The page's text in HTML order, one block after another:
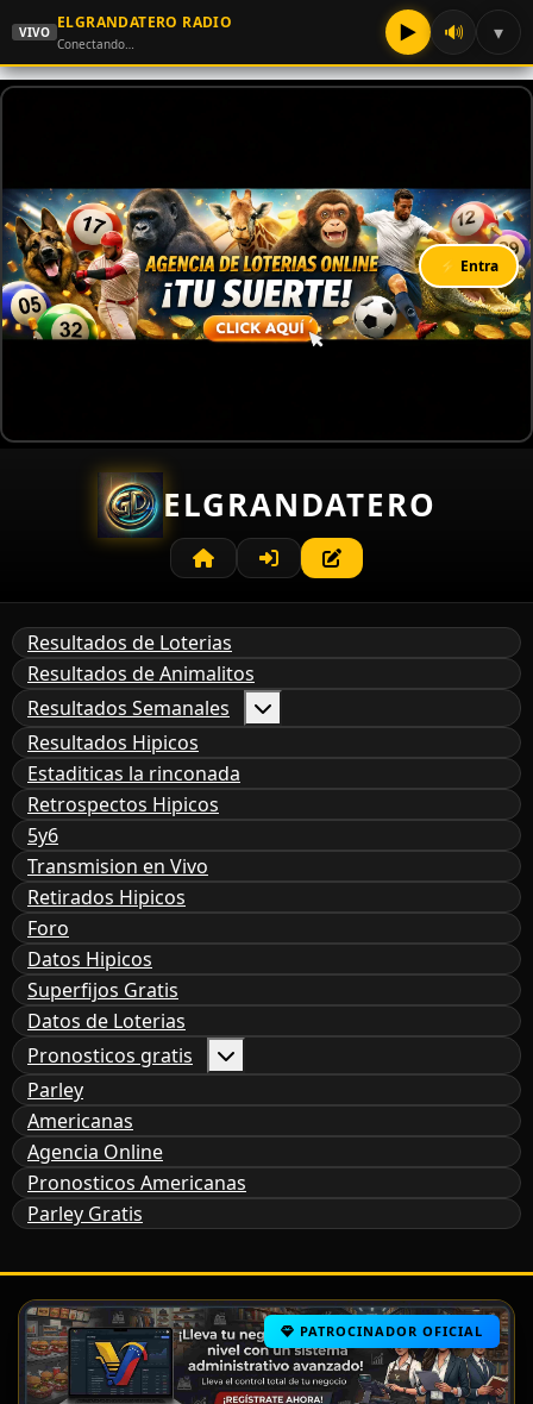
VIVO
ELGRANDATERO RADIO
Conectando… ▶ 🔊 ▾
⚡ Entra
ELGRANDATERO
Resultados de Loterias
Resultados de Animalitos
Resultados Semanales
Resultados Hipicos
Estaditicas la rinconada
Retrospectos Hipicos
5y6
Transmision en Vivo
Retirados Hipicos
Foro
Datos Hipicos
Superfijos Gratis
Datos de Loterias
Pronosticos gratis
Parley
Americanas
Agencia Online
Pronosticos Americanas
Parley Gratis
PATROCINADOR OFICIAL